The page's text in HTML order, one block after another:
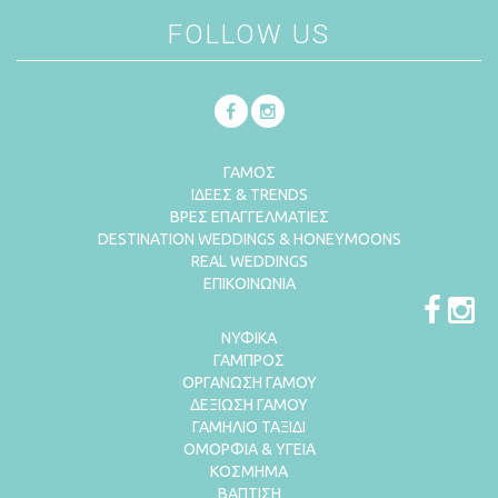
FOLLOW US
ΓΑΜΟΣ
ΙΔΕΕΣ & TRENDS
ΒΡΕΣ ΕΠΑΓΓΕΛΜΑΤΙΕΣ
DESTINATION WEDDINGS & HONEYMOONS
REAL WEDDINGS
ΕΠΙΚΟΙΝΩΝΙΑ
ΝΥΦΙΚΑ
ΓΑΜΠΡΟΣ
ΟΡΓΑΝΩΣΗ ΓΑΜΟΥ
ΔΕΞΙΩΣΗ ΓΑΜΟΥ
ΓΑΜΗΛΙΟ ΤΑΞΙΔΙ
ΟΜΟΡΦΙΑ & ΥΓΕΙΑ
ΚΟΣΜΗΜΑ
ΒΑΠΤΙΣΗ